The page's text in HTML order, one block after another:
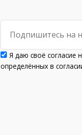
Я даю своё согласие
определённых в